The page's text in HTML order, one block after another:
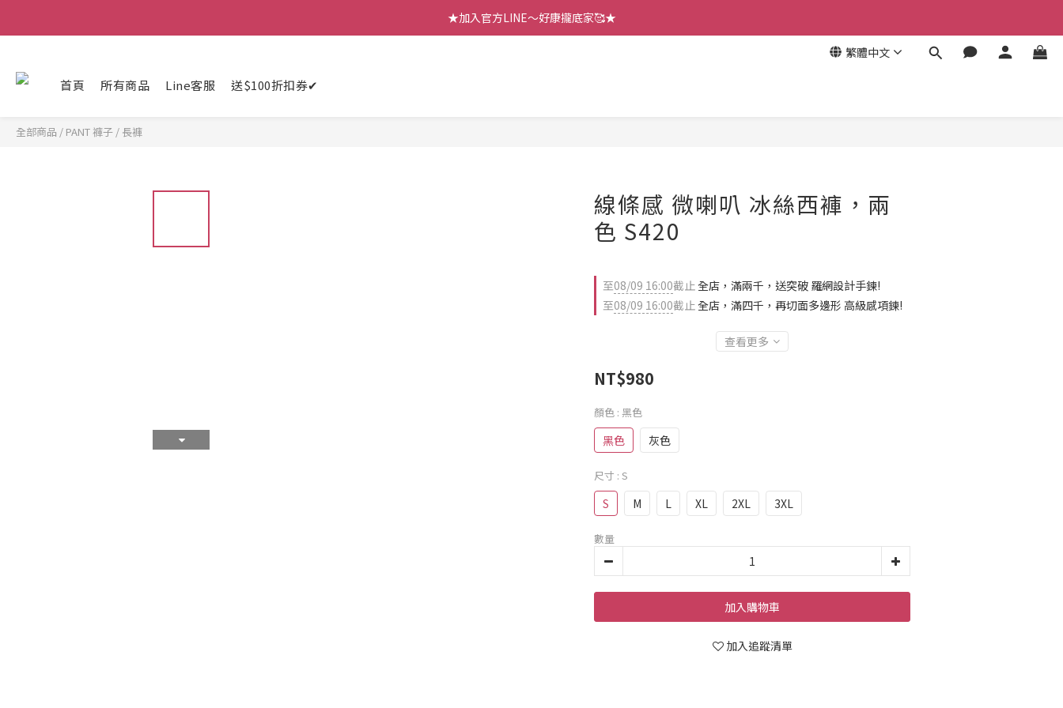
【七月新品】上架了!! 限時折扣優惠😍
★加入官方LINE～好康攏底家🥰★
繁體中文
首頁 所有商品 Line客服 送$100折扣券✔
全部商品 / PANT 褲子 / 長褲
線條感 微喇叭 冰絲西褲，兩
色 S420
至08/09 16:00截止全店，滿兩千，送突破 羅網設計手鍊!
至08/09 16:00截止全店，滿四千，再切面多邊形 高級感項鍊!
查看更多
NT$980
顏色 : 黑色
黑色 灰色
尺寸 : S
S M L XL 2XL 3XL
數量
加入購物車
加入追蹤清單